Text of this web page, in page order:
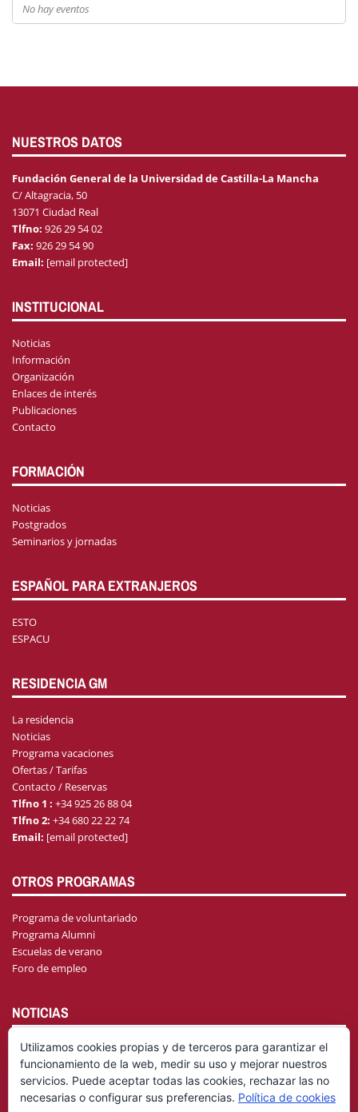
No hay eventos
NUESTROS DATOS
Fundación General de la Universidad de Castilla-La Mancha
C/ Altagracia, 50
13071 Ciudad Real
Tlfno: 926 29 54 02
Fax: 926 29 54 90
Email: [email protected]
INSTITUCIONAL
Noticias
Información
Organización
Enlaces de interés
Publicaciones
Contacto
FORMACIÓN
Noticias
Postgrados
Seminarios y jornadas
ESPAÑOL PARA EXTRANJEROS
ESTO
ESPACU
RESIDENCIA GM
La residencia
Noticias
Programa vacaciones
Ofertas / Tarifas
Contacto / Reservas
Tlfno 1 : +34 925 26 88 04
Tlfno 2: +34 680 22 22 74
Email: [email protected]
OTROS PROGRAMAS
Programa de voluntariado
Programa Alumni
Escuelas de verano
Foro de empleo
NOTICIAS
AGENDA
Utilizamos cookies propias y de terceros para garantizar el
funcionamiento de la web, medir su uso y mejorar nuestros
servicios. Puede aceptar todas las cookies, rechazar las no
necesarias o configurar sus preferencias. Política de cookies